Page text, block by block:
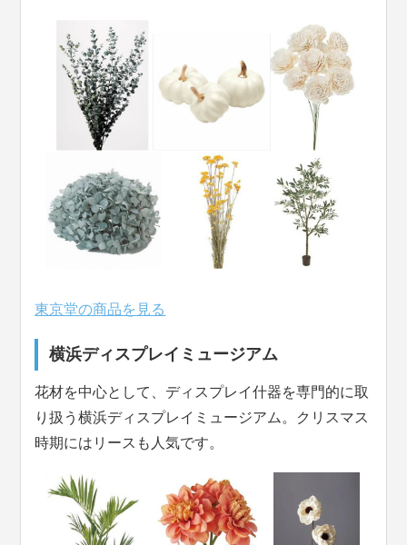
東京堂の商品を見る
横浜ディスプレイミュージアム
花材を中心として、ディスプレイ什器を専門的に取
り扱う横浜ディスプレイミュージアム。クリスマス
時期にはリースも人気です。